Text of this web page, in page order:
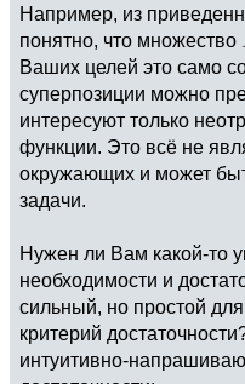
Например, из
понятно, что множество
Ваших целей это само
суперпозиции можно
интересуют только
функции. Это всё не
окружающих и может
задачи.
Нужен ли Вам какой-то
необходимости и
сильный, но простой
критерий
интуитивно-